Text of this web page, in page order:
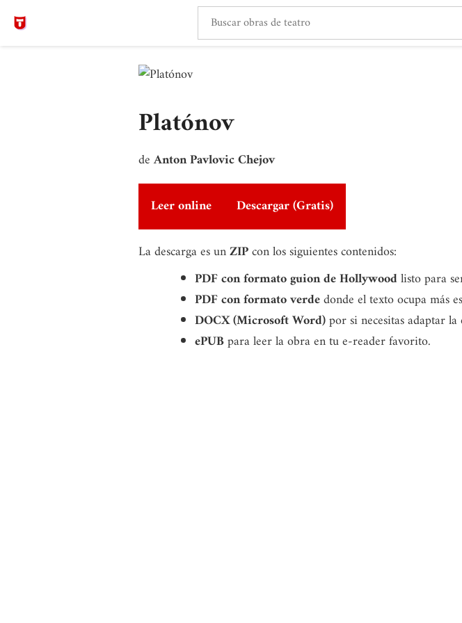
Platónov
deAnton Pavlovic Chejov
Leer online Descargar (Gratis)
La descarga es unZIPcon los siguientes contenidos:
PDF con formato guion de Hollywoodlisto para
PDF con formato verdedonde el texto ocupa más
DOCX (Microsoft Word)por si necesitas adaptar la
ePUBpara leer la obra en tu e-reader favorito.